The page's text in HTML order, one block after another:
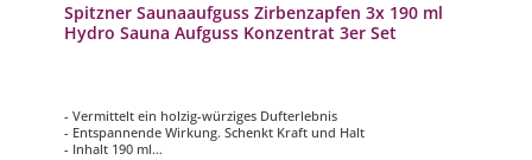
Spitzner Saunaaufguss Zirbenzapfen 3x 190 ml
Hydro Sauna Aufguss Konzentrat 3er Set
- Vermittelt ein holzig-würziges Dufterlebnis
- Entspannende Wirkung. Schenkt Kraft und Halt
- Inhalt 190 ml